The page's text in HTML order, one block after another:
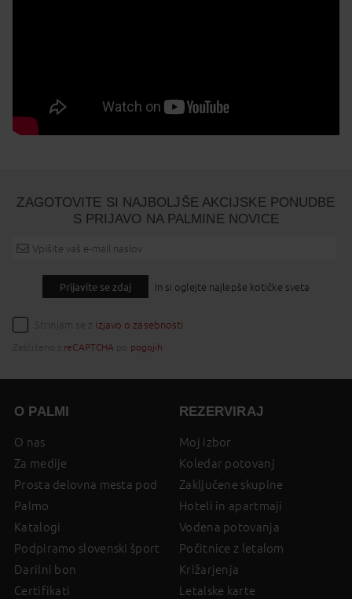
ZAGOTOVITE SI NAJBOLJŠE AKCIJSKE PONUDBE
S PRIJAVO NA PALMINE NOVICE
Prijavite se zdaj In si oglejte najlepše kotičke sveta
Strinjam se z izjavo o zasebnosti
Zaščiteno z reCAPTCHA pogojih
O PALMI
O nas
Za medije
Prosta delovna mesta pod
Palmo
Katalogi
Podpiramo slovenski šport
Darilni bon
Certifikati
REZERVIRAJ
Moj izbor
Koledar potovanj
Zaključene skupine
Hoteli in apartmaji
Vodena potovanja
Počitnice z letalom
Križarjenja
Letalske karte